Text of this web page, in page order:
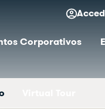
Corporativos